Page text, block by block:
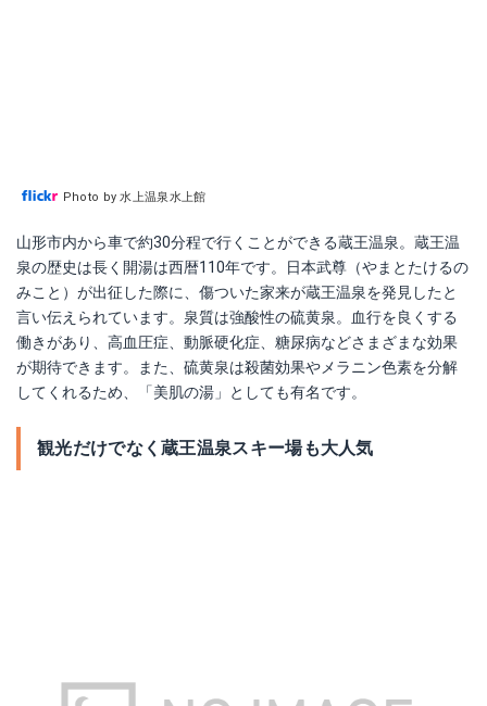
Photo by 水上温泉水上館
山形市内から車で約30分程で行くことができる蔵王温泉。蔵王温
泉の歴史は長く開湯は西暦110年です。日本武尊（やまとたけるの
みこと）が出征した際に、傷ついた家来が蔵王温泉を発見したと
言い伝えられています。泉質は強酸性の硫黄泉。血行を良くする
働きがあり、高血圧症、動脈硬化症、糖尿病などさまざまな効果
が期待できます。また、硫黄泉は殺菌効果やメラニン色素を分解
してくれるため、「美肌の湯」としても有名です。
観光だけでなく蔵王温泉スキー場も大人気